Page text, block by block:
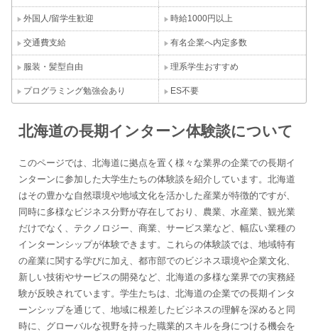
外国人/留学生歓迎 時給1000円以上
交通費支給 有名企業へ内定多数
服装・髪型自由 理系学生おすすめ
プログラミング勉強会あり ES不要
北海道の長期インターン体験談について
このページでは、北海道に拠点を置く様々な業界の企業での長期イ
ンターンに参加した大学生たちの体験談を紹介しています。北海道
はその豊かな自然環境や地域文化を活かした産業が特徴的ですが、
同時に多様なビジネス分野が存在しており、農業、水産業、観光業
だけでなく、テクノロジー、商業、サービス業など、幅広い業種の
インターンシップが体験できます。これらの体験談では、地域特有
の産業に関する学びに加え、都市部でのビジネス環境や企業文化、
新しい技術やサービスの開発など、北海道の多様な業界での実務経
験が反映されています。学生たちは、北海道の企業での長期インタ
ーンシップを通じて、地域に根差したビジネスの理解を深めると同
時に、グローバルな視野を持った職業的スキルを身につける機会を